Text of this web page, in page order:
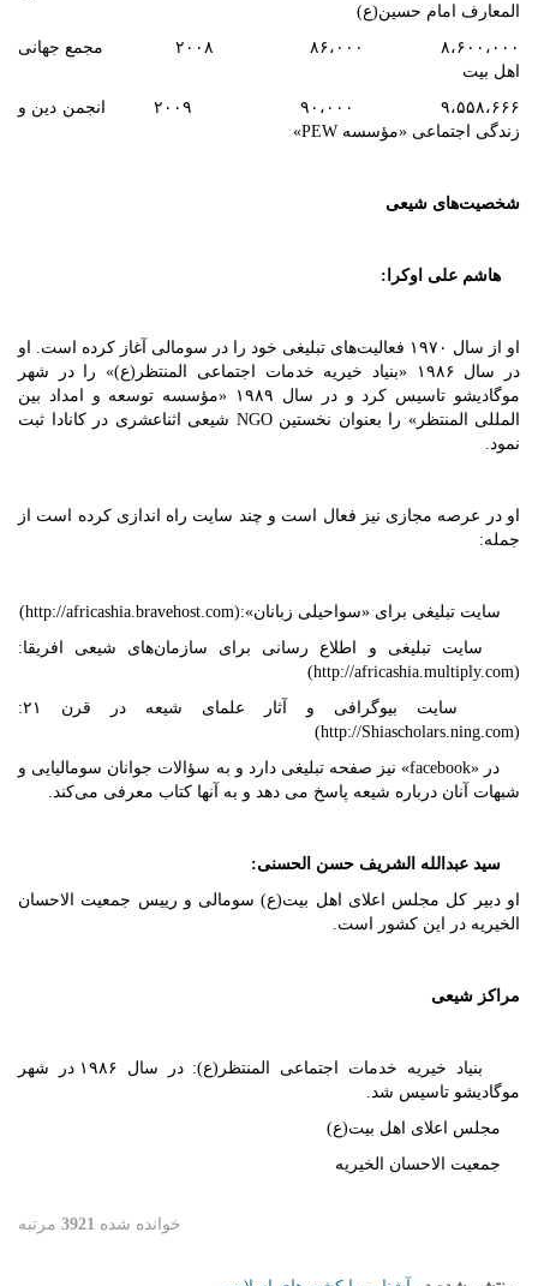
المعارف امام حسین(ع)
۸،۶۰۰،۰۰۰ ۸۶،۰۰۰ ۲۰۰۸ مجمع جهانی
اهل بیت
۹،۵۵۸،۶۶۶ ۹۰،۰۰۰ ۲۰۰۹ انجمن دین و
زندگی اجتماعی «مؤسسه ‏PEW»
شخصیت‌های شیعی
هاشم علی اوکرا:
او از سال ۱۹۷۰ فعالیت‌های تبلیغی خود را در سومالی آغاز کرده است. او
در سال ۱۹۸۶ «بنیاد خیریه خدمات اجتماعی المنتظر(ع)» را در شهر
موگادیشو تاسیس کرد و در سال ۱۹۸۹ «مؤسسه توسعه و امداد بین
المللی المنتظر» را بعنوان نخستین NGO شیعی اثناعشری در کانادا ثبت
نمود.
او در عرصه مجازی نیز فعال است و چند سایت راه اندازی کرده است از
جمله:
سایت تبلیغی برای «سواحیلی زبانان»:(http://africashia.bravehost.com)
سایت تبلیغی و اطلاع رسانی برای سازمان‌های شیعی افریقا:
(http://africashia.multiply.com)
سایت بیوگرافی و آثار علمای شیعه در قرن ۲۱:
(http://Shiascholars.ning.com)
در «facebook» نیز صفحه تبلیغی دارد و به سؤالات جوانان سومالیایی و
شبهات آنان درباره شیعه پاسخ می دهد و به آنها کتاب معرفی می‌کند.
سيد عبدالله الشريف حسن الحسنی:
او دبير كل مجلس اعلای اهل بيت(ع) سومالی و رييس جمعيت الاحسان
الخيريه در این کشور است.
مراکز شیعی
بنیاد خیریه خدمات اجتماعی المنتظر(ع): در سال ۱۹۸۶ در شهر
موگادیشو تاسیس شد.
مجلس اعلای اهل بيت(ع)
جمعيت الاحسان الخيريه
خوانده شده 3921 مرتبه